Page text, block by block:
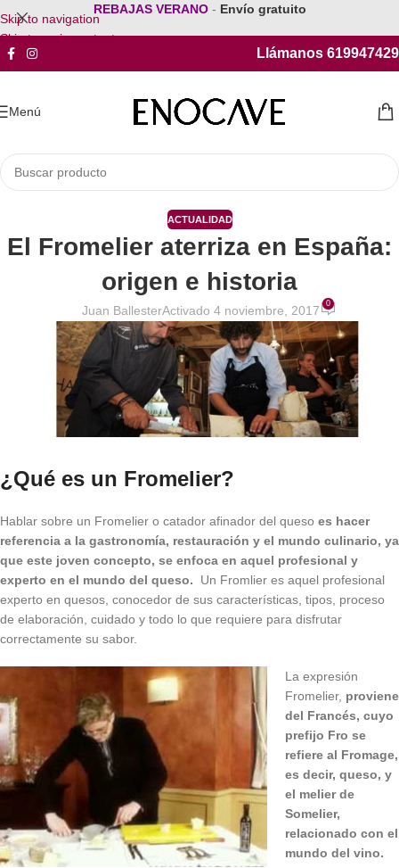
Skip to navigation
Skip to main content
REBAJAS VERANO - Envío gratuito
Llámanos 619947429
Menú
ACTUALIDAD
El Fromelier aterriza en España:
origen e historia
Juan BallesterActivado 4 noviembre, 2017 0
¿Qué es un Fromelier?
Hablar sobre un Fromelier o catador afinador del queso es hacer
referencia a la gastronomía, restauración y el mundo culinario, ya
que este joven concepto, se enfoca en aquel profesional y
experto en el mundo del queso.
Un Fromlier es aquel profesional
experto en quesos, conocedor de sus características, tipos, proceso
de elaboración, cuidado y todo lo que requiere para disfrutar
correctamente su sabor.
La expresión
Fromelier, proviene
del Francés, cuyo
prefijo Fro se
refiere al Fromage,
es decir, queso, y
el melier de
Somelier,
relacionado con el
mundo del vino.